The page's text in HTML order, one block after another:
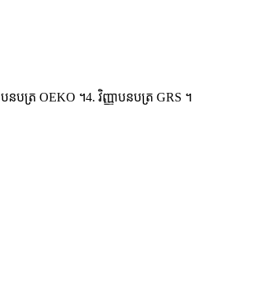
នបត្រ OEKO ។4. វិញ្ញាបនបត្រ GRS ។